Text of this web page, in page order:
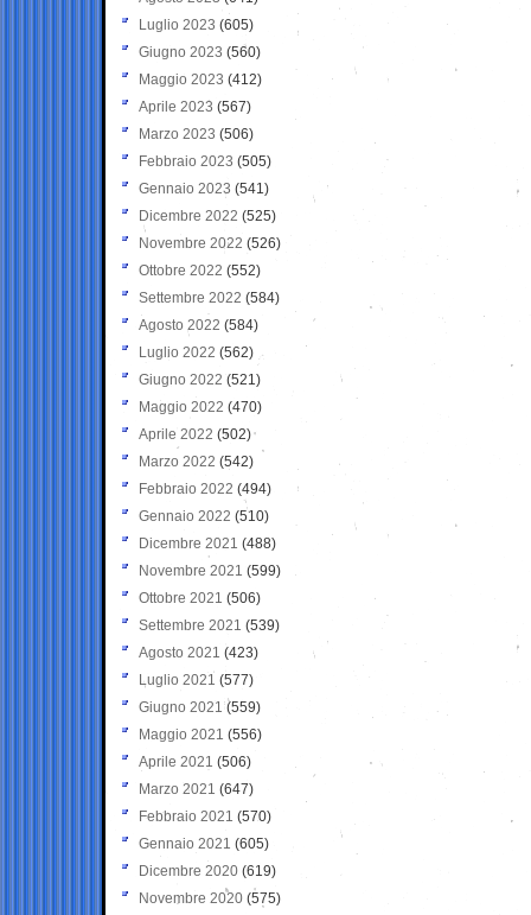
Luglio 2023 (605)
Giugno 2023 (560)
Maggio 2023 (412)
Aprile 2023 (567)
Marzo 2023 (506)
Febbraio 2023 (505)
Gennaio 2023 (541)
Dicembre 2022 (525)
Novembre 2022 (526)
Ottobre 2022 (552)
Settembre 2022 (584)
Agosto 2022 (584)
Luglio 2022 (562)
Giugno 2022 (521)
Maggio 2022 (470)
Aprile 2022 (502)
Marzo 2022 (542)
Febbraio 2022 (494)
Gennaio 2022 (510)
Dicembre 2021 (488)
Novembre 2021 (599)
Ottobre 2021 (506)
Settembre 2021 (539)
Agosto 2021 (423)
Luglio 2021 (577)
Giugno 2021(559)
Maggio 2021 (556)
Aprile 2021 (506)
Marzo 2021 (647)
Febbraio 2021 (570)
Gennaio 2021 (605)
Dicembre 2020 (619)
Novembre 2020 (575)